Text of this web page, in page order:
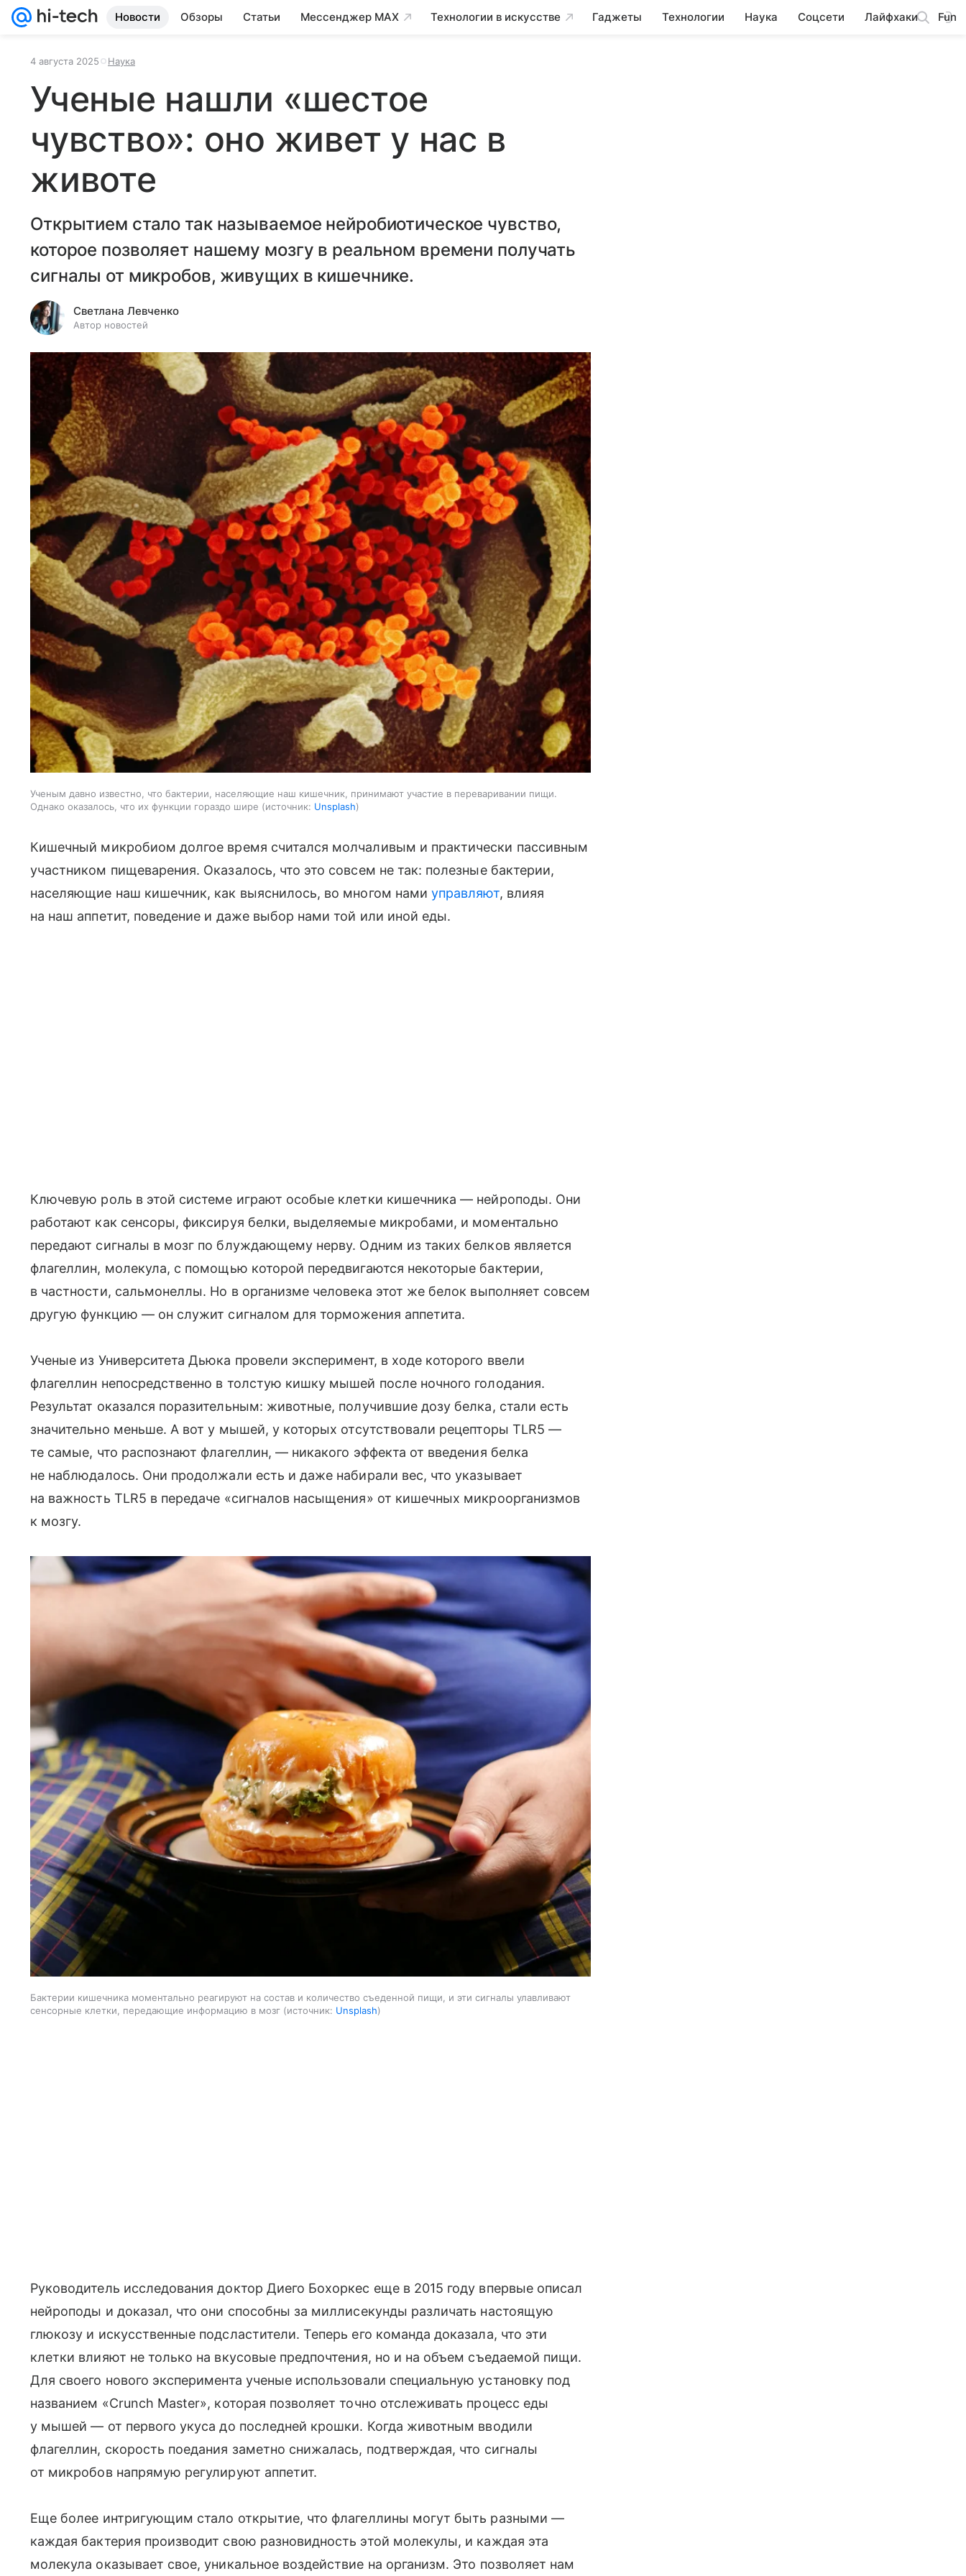
Новости Обзоры Статьи Мессенджер MAX Технологии в искусстве Гаджеты Технологии Наука Соцсети Лайфхаки Fun
4 августа 2025 Наука
Ученые нашли «шестое
чувство»: оно живет у нас в
животе
Открытием стало так называемое нейробиотическое чувство,
которое позволяет нашему мозгу в реальном времени получать
сигналы от микробов, живущих в кишечнике.
Светлана Левченко
Автор новостей
Ученым давно известно, что бактерии, населяющие наш кишечник, принимают участие в переваривании пищи.
Однако оказалось, что их функции гораздо шире
источник: Unsplash
Кишечный микробиом долгое время считался молчаливым и практически пассивным
участником пищеварения. Оказалось, что это совсем не так: полезные бактерии,
населяющие наш кишечник, как выяснилось, во многом намиуправляют, влияя
на наш аппетит, поведение и даже выбор нами той или иной еды.
Ключевую роль в этой системе играют особые клетки кишечника — нейроподы. Они
работают как сенсоры, фиксируя белки, выделяемые микробами, и моментально
передают сигналы в мозг по блуждающему нерву. Одним из таких белков является
флагеллин, молекула, с помощью которой передвигаются некоторые бактерии,
в частности, сальмонеллы. Но в организме человека этот же белок выполняет совсем
другую функцию — он служит сигналом для торможения аппетита.
Ученые из Университета Дьюка провели эксперимент, в ходе которого ввели
флагеллин непосредственно в толстую кишку мышей после ночного голодания.
Результат оказался поразительным: животные, получившие дозу белка, стали есть
значительно меньше. А вот у мышей, у которых отсутствовали рецепторы TLR5 —
те самые, что распознают флагеллин, — никакого эффекта от введения белка
не наблюдалось. Они продолжали есть и даже набирали вес, что указывает
на важность TLR5 в передаче «сигналов насыщения» от кишечных микроорганизмов
к мозгу.
Бактерии кишечника моментально реагируют на состав и количество съеденной пищи, и эти сигналы улавливают
сенсорные клетки, передающие информацию в мозг
источник: Unsplash
Руководитель исследования доктор Диего Бохоркес еще в 2015 году впервые описал
нейроподы и доказал, что они способны за миллисекунды различать настоящую
глюкозу и искусственные подсластители. Теперь его команда доказала, что эти
клетки влияют не только на вкусовые предпочтения, но и на объем съедаемой пищи.
Для своего нового эксперимента ученые использовали специальную установку под
названием «Crunch Master», которая позволяет точно отслеживать процесс еды
у мышей — от первого укуса до последней крошки. Когда животным вводили
флагеллин, скорость поедания заметно снижалась, подтверждая, что сигналы
от микробов напрямую регулируют аппетит.
Еще более интригующим стало открытие, что флагеллины могут быть разными —
каждая бактерия производит свою разновидность этой молекулы, и каждая эта
молекула оказывает свое, уникальное воздействие на организм. Это позволяет нам